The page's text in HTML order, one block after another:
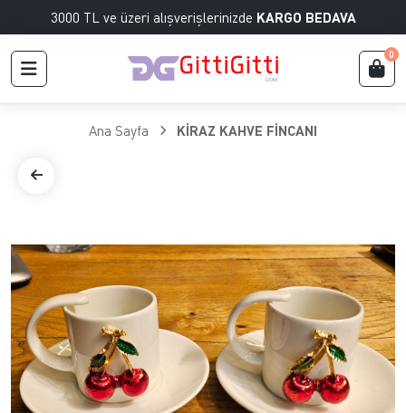
3000 TL ve üzeri alışverişlerinizde KARGO BEDAVA
0
Ana Sayfa KİRAZ KAHVE FİNCANI